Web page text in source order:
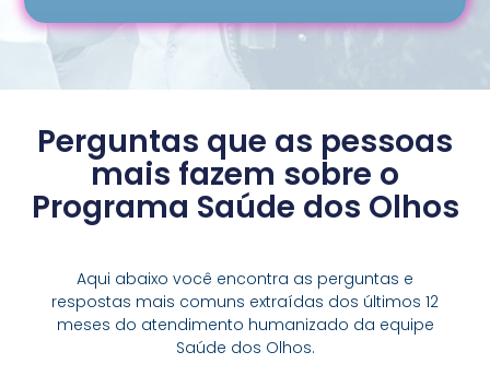
Perguntas que as pessoas
mais fazem sobre o
Programa Saúde dos Olhos
Aqui abaixo você encontra as perguntas e
respostas mais comuns extraídas dos últimos 12
meses do atendimento humanizado da equipe
Saúde dos Olhos.